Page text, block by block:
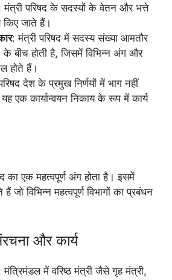
मंत्री परिषद के सदस्यों के वेतन और भत्ते
किए जाते हैं।
: मंत्री परिषद में सदस्य संख्या आमतौर
बीच होती है, जिसमें विभिन्न अंग और
होते हैं।
देश के प्रमुख निर्णयों में भाग नहीं
एक कार्यान्वयन निकाय के रूप में कार्य
का एक महत्वपूर्ण अंग होता है। इसमें
हैं जो विभिन्न महत्वपूर्ण विभागों का प्रबंधन
और कार्य
मंत्रिमंडल में वरिष्ठ मंत्री जैसे गृह मंत्री,